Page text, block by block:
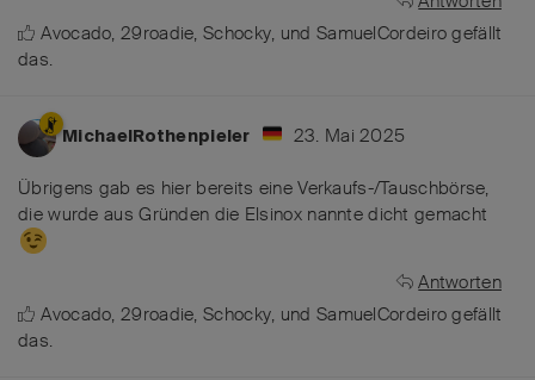
Avocado,29roadie,Schocky, und SamuelCordeiro gefällt
das.
MichaelRothenpieler 23. Mai 2025
Übrigens gab es hier bereits eine Verkaufs-/Tauschbörse,
die wurde aus Gründen die Elsinox nannte dicht gemacht
Antworten
Avocado,29roadie,Schocky, und SamuelCordeiro gefällt
das.